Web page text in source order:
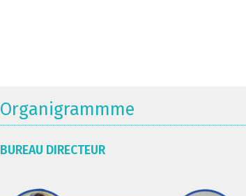
Organigrammme
BUREAU DIRECTEUR